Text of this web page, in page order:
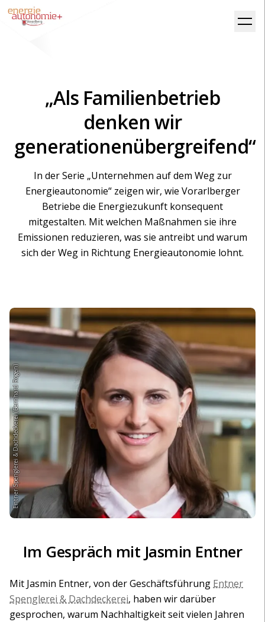
„Als Familienbetrieb
denken wir
generationenübergreifend“
In der Serie „Unternehmen auf dem Weg zur
Energieautonomie“ zeigen wir, wie Vorarlberger
Betriebe die Energiezukunft konsequent
mitgestalten. Mit welchen Maßnahmen sie ihre
Emissionen reduzieren, was sie antreibt und warum
sich der Weg in Richtung Energieautonomie lohnt.
Entner Spenglerei & Dachdeckerei (Bernhard Rogen)
Im Gespräch mit Jasmin Entner
Mit Jasmin Entner, von der Geschäftsführung Entner
Spenglerei & Dachdeckerei, haben wir darüber
gesprochen, warum Nachhaltigkeit seit vielen Jahren